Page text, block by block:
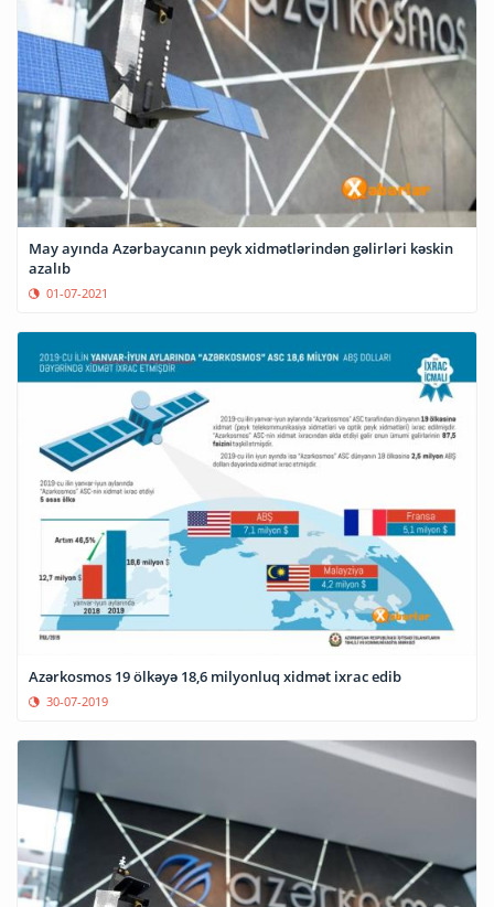
May ayında Azərbaycanın peyk xidmətlərindən gəlirləri kəskin
azalıb
01-07-2021
Azərkosmos 19 ölkəyə 18,6 milyonluq xidmət ixrac edib
30-07-2019